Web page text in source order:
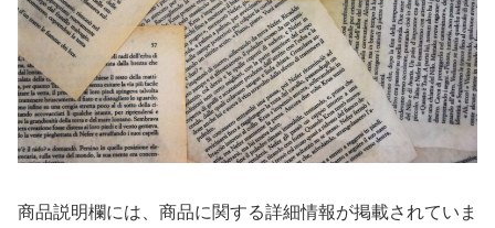
商品説明欄には、商品に関する詳細情報が掲載されていま